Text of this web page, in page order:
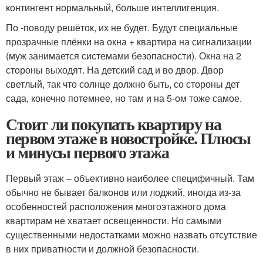
контингент нормальный, больше интеллигенция.
По -поводу решёток, их не будет. Будут специальные
прозрачные плёнки на окна + квартира на сигнализации
(муж занимается системами безопасности). Окна на 2
стороны выходят. На детский сад и во двор. Двор
светлый, так что солнце должно быть, со стороны дет
сада, конечно потемнее, но там и на 5-ом тоже самое.
Стоит ли покупать квартиру на
первом этаже в новостройке. Плюсы
и минусы первого этажа
Первый этаж – объективно наиболее специфичный. Там
обычно не бывает балконов или лоджий, иногда из-за
особенностей расположения многоэтажного дома
квартирам не хватает освещенности. Но самыми
существенными недостатками можно назвать отсутствие
в них приватности и должной безопасности.